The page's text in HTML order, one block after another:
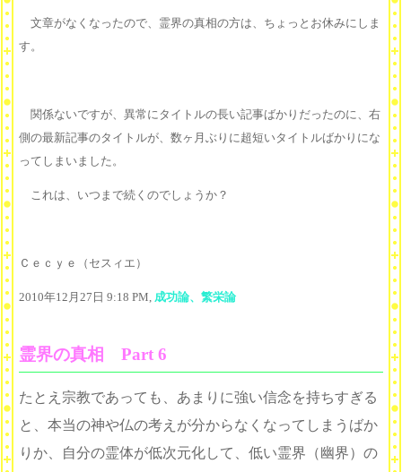
文章がなくなったので、霊界の真相の方は、ちょっとお休みにしま
す。
関係ないですが、異常にタイトルの長い記事ばかりだったのに、右
側の最新記事のタイトルが、数ヶ月ぶりに超短いタイトルばかりにな
ってしまいました。
これは、いつまで続くのでしょうか？
Ｃｅｃｙｅ（セスィエ）
2010年12月27日 9:18 PM, 成功論、繁栄論
霊界の真相 Part 6
たとえ宗教であっても、あまりに強い信念を持ちすぎる
と、本当の神や仏の考えが分からなくなってしまうばか
りか、自分の霊体が低次元化して、低い霊界（幽界）の